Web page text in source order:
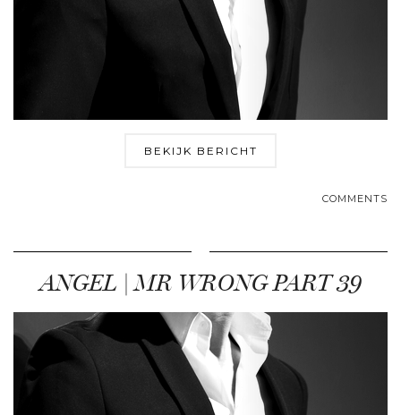
BEKIJK BERICHT
COMMENTS
ANGEL | MR WRONG PART 39